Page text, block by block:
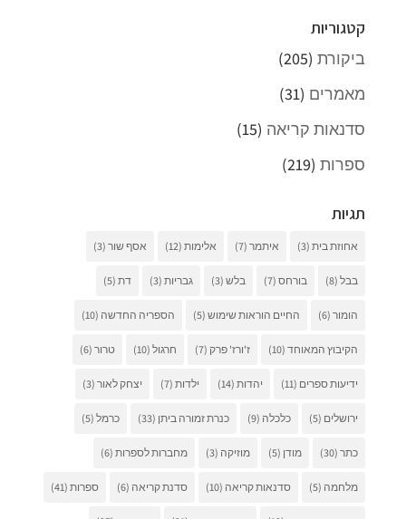
קטגוריות
ביקורת(205)
מאמרים (31)
סדנאות קריאה (15)
ספרות(219)
תגיות
אחוזת בית(3) איתמר(7) אלימות(12) אסף שור(3)
בבל(8) בורחס(7) בלש(3) גבריות(3) דת(5)
הומור(6) החיים הוראות שימוש(5) הספריה החדשה (10)
הקיבוץ המאוחד(10) ז'ורז' פרק(7) חרגול(10) טרור(6)
ידיעות ספרים (11) יהדות(14) ילדות(7) יצחק לאור(3)
ירושלים (5) כלכלה (9) כנרת זמורה ביתן (33) כרמל(5)
כתר(30) מודן (5) מוזיקה (3) מחברות לספרות(6)
מלחמה (5) סדנאות קריאה (10) סדנת קריאה (6) ספרות(41)